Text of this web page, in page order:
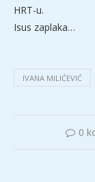
HRT-u.
Isus zaplaka…
IVANA MILIĆEVIĆ
0